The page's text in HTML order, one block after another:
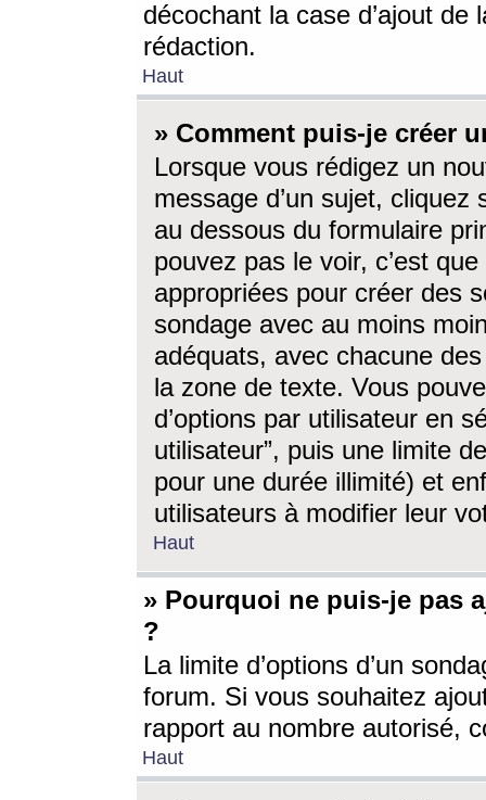
décochant la case d’ajout
rédaction.
Haut
» Comment puis-je créer
Lorsque vous rédigez un
message d’un sujet, cliquez
au dessous du formulaire
pouvez pas le voir, c’est
appropriées pour créer des
sondage avec au moins
adéquats, avec chacune
la zone de texte. Vous
d’options par utilisateur en
utilisateur”, puis une limite
pour une durée illimité) et
utilisateurs à modifier leur
Haut
» Pourquoi ne puis-je pas
?
La limite d’options d’un
forum. Si vous souhaitez
rapport au nombre autorisé,
Haut